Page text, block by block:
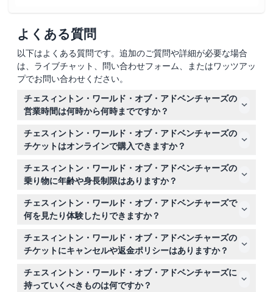
よくある質問
以下はよくある質問です。追加のご質問や詳細が必要な場合
は、ライブチャット、問い合わせフォーム、またはワッツアッ
プでお問い合わせください。
チェスィントン・ワールド・オブ・アドベンチャーズの
営業時間は何時から何時までですか？
パークは午前10時に開園し、閉園時間は季節によって通常
午後5時から6時の間です。訪問計画のためにオンライン
予約時に最新の営業時間を確認するのがベストです。（変
更されることがありますので、予約時に必ずご確認くださ
い）
チェスィントン・ワールド・オブ・アドベンチャーズの
チケットはオンラインで購入できますか？
はい、こちらでオンラインでチケットを購入でき、最良の
価格で選んだ日に入場できます。事前購入を強くお勧めし
ます。
チェスィントン・ワールド・オブ・アドベンチャーズの
乗り物に年齢や身長制限はありますか？
一部の乗り物には身長や体重の制限がありますので、特定
のアトラクションがグループに適しているか事前に確認す
ると良いでしょう。3歳未満の子供は無料で入場できます
が、無料のチケットは必要です。
チェスィントン・ワールド・オブ・アドベンチャーズで
何を見たり体験したりできますか？
スリリングな乗り物を楽しみ、ビッグキャットやアシカを
含む1000匹以上の動物を発見し、SEA LIFEセンターを探検
し、『グラファロ』ライドやヨーロッパ初のオーバーヘッ
ドトレイルなどのユニークなアトラクションを体験できま
す。
チェスィントン・ワールド・オブ・アドベンチャーズの
チケットにキャンセルや返金ポリシーはありますか？
チケットは返金不可でキャンセルもできませんので、予約
前に計画を確実にしてください。
チェスィントン・ワールド・オブ・アドベンチャーズに
持っていくべきものは何ですか？